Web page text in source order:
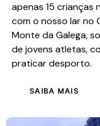
apenas 15 crianças
com o nosso lar no
Monte da Galega,
de jovens atletas,
praticar desporto.
SAIBA MAIS